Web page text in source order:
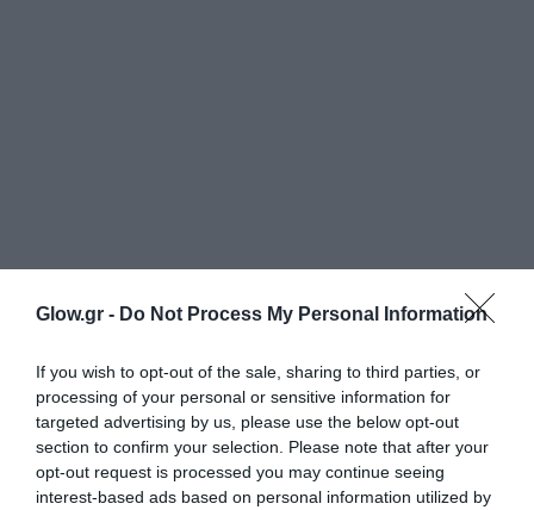
Glow.gr - Do Not Process My Personal Information
If you wish to opt-out of the sale, sharing to third parties, or
processing of your personal or sensitive information for
targeted advertising by us, please use the below opt-out
section to confirm your selection. Please note that after your
opt-out request is processed you may continue seeing
interest-based ads based on personal information utilized by